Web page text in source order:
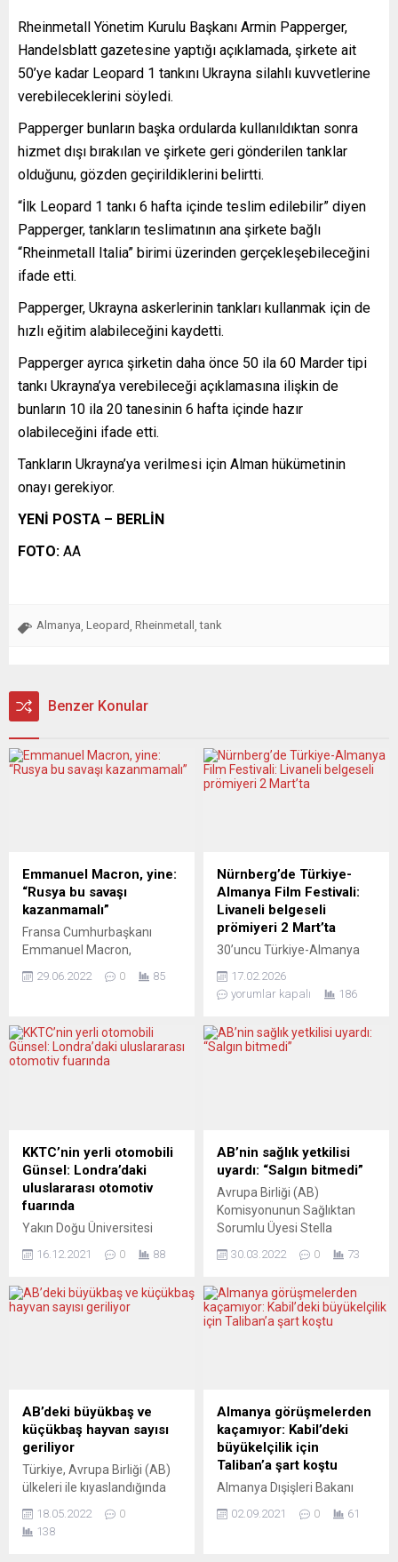
Rheinmetall Yönetim Kurulu Başkanı Armin Papperger,
Handelsblatt gazetesine yaptığı açıklamada, şirkete ait
50’ye kadar Leopard 1 tankını Ukrayna silahlı kuvvetlerine
verebileceklerini söyledi.
Papperger bunların başka ordularda kullanıldıktan sonra
hizmet dışı bırakılan ve şirkete geri gönderilen tanklar
olduğunu, gözden geçirildiklerini belirtti.
“İlk Leopard 1 tankı 6 hafta içinde teslim edilebilir” diyen
Papperger, tankların teslimatının ana şirkete bağlı
“Rheinmetall Italia” birimi üzerinden gerçekleşebileceğini
ifade etti.
Papperger, Ukrayna askerlerinin tankları kullanmak için de
hızlı eğitim alabileceğini kaydetti.
Papperger ayrıca şirketin daha önce 50 ila 60 Marder tipi
tankı Ukrayna’ya verebileceği açıklamasına ilişkin de
bunların 10 ila 20 tanesinin 6 hafta içinde hazır
olabileceğini ifade etti.
Tankların Ukrayna’ya verilmesi için Alman hükümetinin
onayı gerekiyor.
YENİ POSTA – BERLİN
FOTO: AA
Almanya Leopard Rheinmetall ,tank
Benzer Konular
Emmanuel Macron, yine:
“Rusya bu savaşı
kazanmamalı”
Fransa Cumhurbaşkanı
Emmanuel Macron,
kazanmaması gerektiğini
Sarayı’nda düzenlenen G7
Liderler Zirvesi’nin son
bildirdi. Macron, Ukrayna’ya
desteklerin yanı sıra
Rusya’ya karşı yaptırımların
gerektiği müddetçe gelecek
kaydetti. Macron, G7
zirvesinde Ukrayna’nın
29.06.2022 0 85
Nürnberg’de Türkiye-
Almanya Film Festivali:
Livaneli belgeseli
prömiyeri 2 Mart’ta
30’uncu Türkiye-Almanya
Dünyaları” programı, Nebil
Özgentürk’ün yönettiği
Özgürlüğe Adanmış Bir
Yaşam” belgeselinin
kapsamında Nürnberg’de
izleyiciyle buluşacak
Belgesel, ödüllü yönetmen
Nebil Özgentürk’ün iki yılı
aşkın süren yoğun
çalışmasıyla, kapsamlı arşiv
araştırmaları ve...
17.02.2026
yorumlar kapalı
186
KKTC’nin yerli otomobili
Günsel: Londra’daki
uluslararası otomotiv
fuarında
Yakın Doğu Üniversitesi
geliştirilen ve üretilen Kuzey
(KKTC) ilk yerli otomobili
Günsel, İngiltere’nin başkenti
markası Günsel’in ilk modeli
B9, Londra’da düzenlenen
Elektrikli Araçlar Fuarı’nda
(London Ev Show) yer aldı.
Yakın Doğu Üniversitesi
bünyesinde oluşturulan
“Yakın...
16.12.2021 0 88
AB’nin sağlık yetkilisi
uyardı: “Salgın bitmedi”
Avrupa Birliği (AB)
Komisyonunun Sağlıktan
Sorumlu Üyesi Stella
salgınının sürdüğünü, bazı
sayılarının arttığını söyledi.
Kyriakides, AB sağlık
düzenledi. Bakanların
Ukraynalı yetişkin ve
çocuklara yönelik Covid-19
dahil çeşitli hastalıklara karşı
aşılama ihtiyacını tartıştığını
belirten...
30.03.2022 0 73
AB’deki büyükbaş ve
küçükbaş hayvan sayısı
geriliyor
Türkiye, Avrupa Birliği (AB)
ülkeleri ile kıyaslandığında
hayvan sayısında lider
konumda. Avrupa İstatistik
18.05.2022
0
138
Almanya görüşmelerden
kaçamıyor: Kabil’deki
büyükelçilik için
Taliban’a şart koştu
Almanya Dışişleri Bakanı
Kabil’deki büyükelçiliğini
02.09.2021 0 61